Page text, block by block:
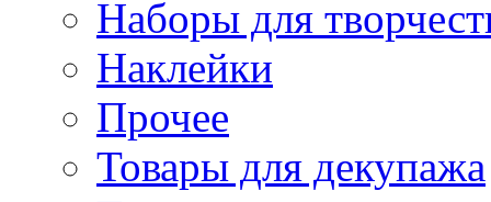
Наборы для
Наклейки
Прочее
Товары для декупажа